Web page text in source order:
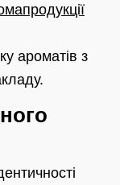
ароматів з